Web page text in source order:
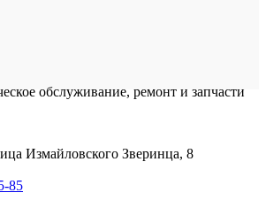
обслуживание, ремонт и запчасти
Измайловского Зверинца, 8
85